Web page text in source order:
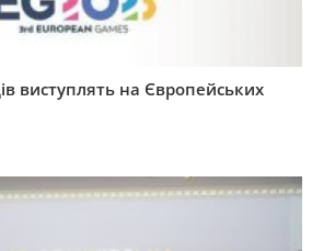
виступлять на Європейських